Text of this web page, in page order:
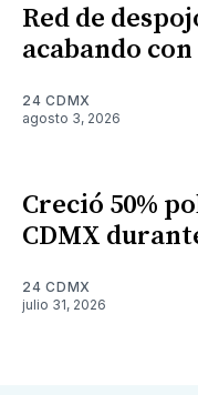
Red de
acabando
24 CDMX
agosto 3, 2026
Creció 50%
CDMX
24 CDMX
julio 31, 2026